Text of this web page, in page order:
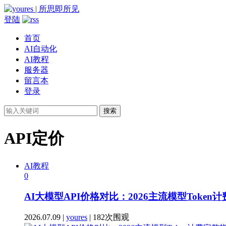
登陆
首页
AI自动化
AI教程
服务器
留言本
登录
搜索
API定价
AI教程
0
AI大模型API价格对比：2026主流模型Token计
2026.07.09 | youres | 182次围观